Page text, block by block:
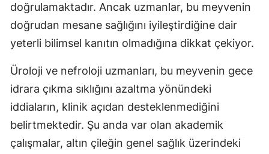
doğrulamaktadır. Ancak uzmanlar, bu meyvenin
doğrudan mesane sağlığını iyileştirdiğine dair
yeterli bilimsel kanıtın olmadığına dikkat çekiyor.
Üroloji ve nefroloji uzmanları, bu meyvenin gece
idrara çıkma sıklığını azaltma yönündeki
iddiaların, klinik açıdan desteklenmediğini
belirtmektedir. Şu anda var olan akademik
çalışmalar, altın çileğin genel sağlık üzerindeki